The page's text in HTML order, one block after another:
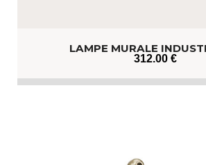
LAMPE MURALE
312.00 €